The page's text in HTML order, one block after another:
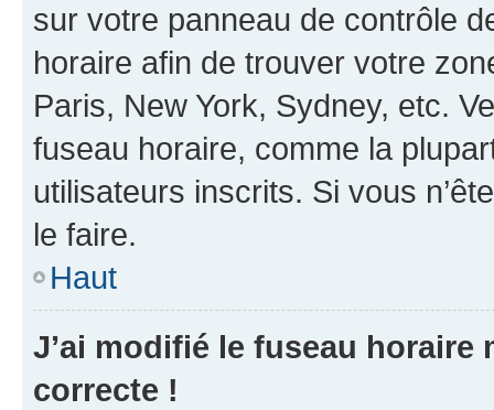
sur votre panneau de contrôle
horaire afin de trouver votre
Paris, New York, Sydney, etc.
fuseau horaire, comme la
utilisateurs inscrits. Si vous
le faire.
Haut
J’ai modifié le fuseau horaire
correcte !